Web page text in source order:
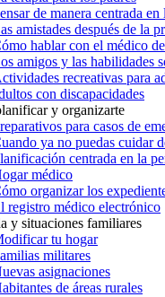
de manera centrada en
amistades después de la
hablar con el médico
amigos y las habilidades
recreativas para
con discapacidades
y organizarte
para casos de
ya no puedas cuidar
centrada en la
médico
organizar los
registro médico electrónico
y situaciones familiares
tu hogar
militares
asignaciones
de áreas rurales